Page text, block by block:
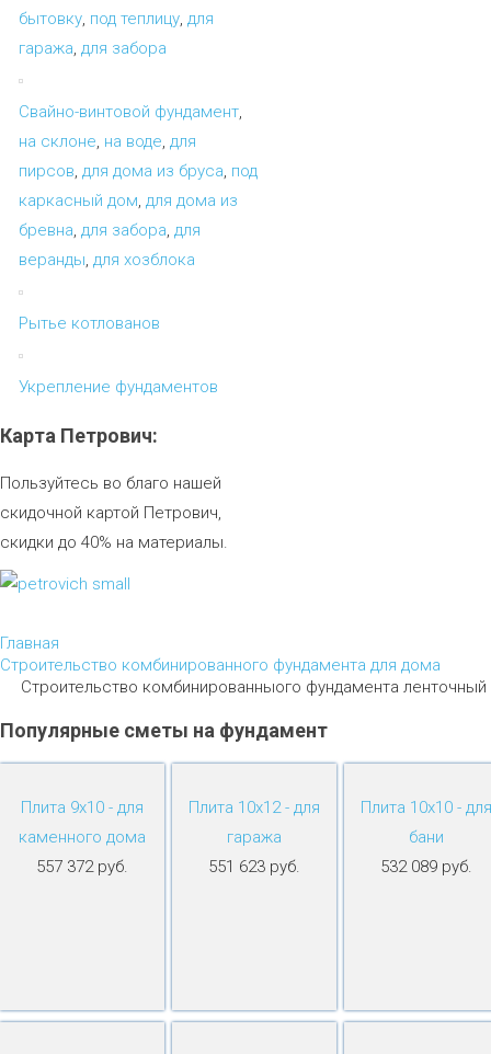
бытовку, под теплицу, для
гаража, для забора
Свайно-винтовой фундамент,
на склоне, на воде, для
пирсов, для дома из бруса, под
каркасный дом, для дома из
бревна, для забора, для
веранды, для хозблока
Рытье котлованов
Укрепление фундаментов
Карта Петрович:
Пользуйтесь во благо нашей
скидочной картой Петрович,
скидки до 40% на материалы.
Главная
Строительство комбинированного фундамента для дома
Строительство комбинированныого фундамента ленточный
Популярные сметы на фундамент
Плита 9х10 - для
каменного дома
557 372 руб.
Плита 10х12 - для
гаража
551 623 руб.
Плита 10х10 - для
бани
532 089 руб.